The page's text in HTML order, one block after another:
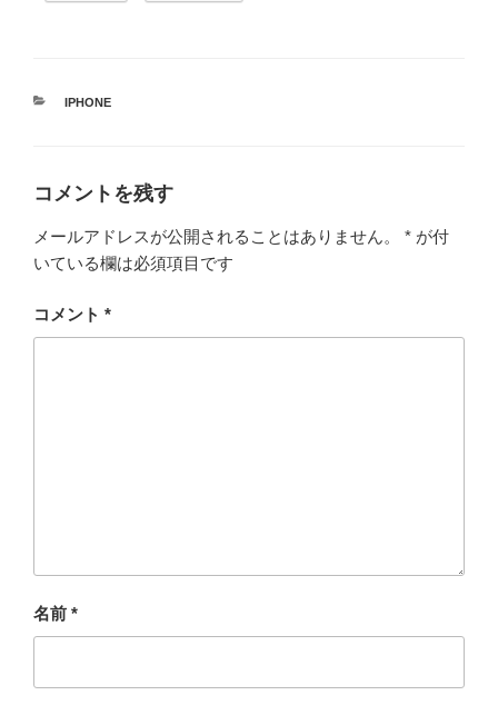
カIPHONE
コメントを残す
メールアドレスが公開されることはありません。 * が付
いている欄は必須項目です
コメント *
名前 *